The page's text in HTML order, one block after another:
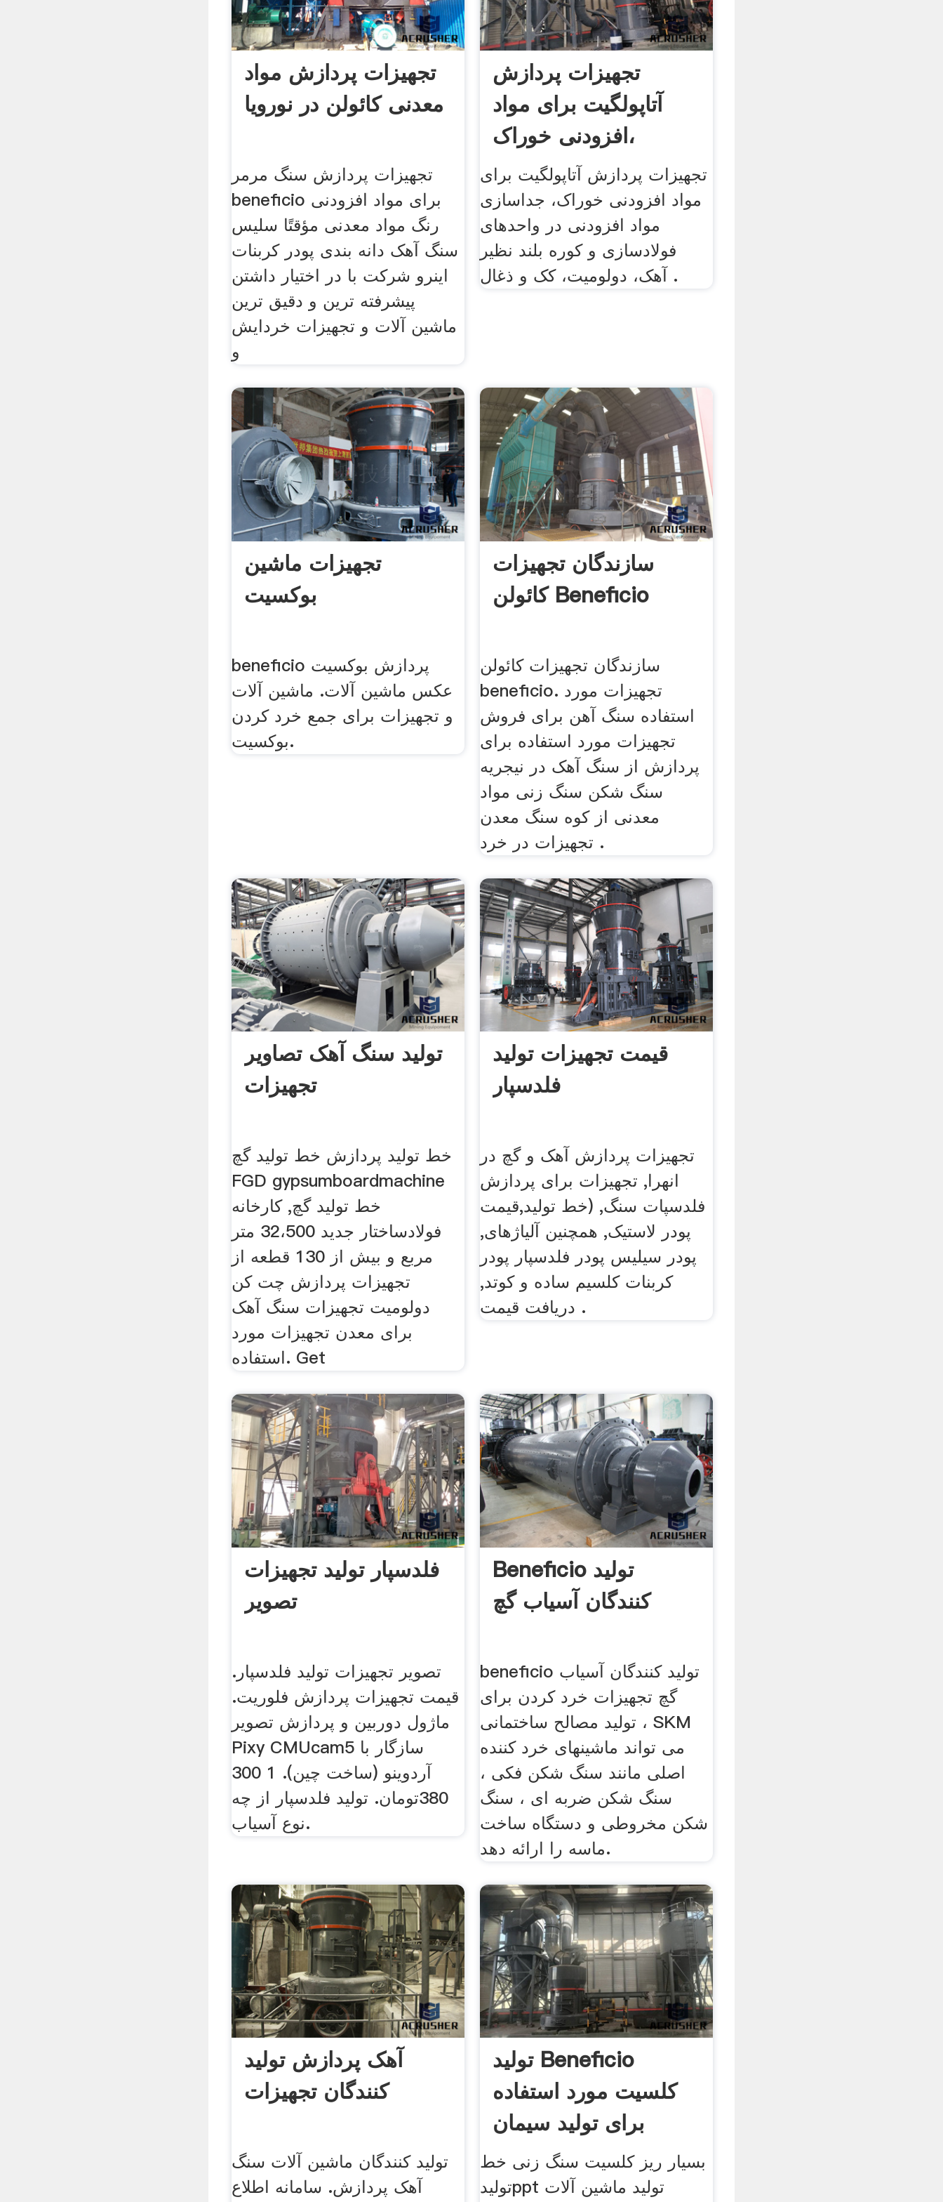
تجهیزات پردازش مواد
معدنی کائولن در نورویا
تجهیزات پردازش سنگ مرمر
beneficio برای مواد افزودنی
رنگ مواد معدنی مؤقتًا سلیس
سنگ آهک دانه بندی پودر کربنات
اینرو شرکت با در اختیار داشتن
پیشرفته ترین و دقیق ترین
ماشین آلات و تجهیزات خردایش
و
تجهیزات پردازش
آتاپولگیت برای مواد
افزودنی خوراک،
تجهیزات پردازش آتاپولگیت برای
مواد افزودنی خوراک، جداسازی
مواد افزودنی در واحدهای
فولادسازی و کوره بلند نظیر
آهک، دولومیت، کک و ذغال .
تجهیزات ماشین
بوکسیت
beneficio پردازش بوکسیت
عکس ماشین آلات. ماشین آلات
و تجهیزات برای جمع خرد کردن
بوکسیت.
سازندگان تجهیزات
کائولن Beneficio
سازندگان تجهیزات کائولن
beneficio. تجهیزات مورد
استفاده سنگ آهن برای فروش
تجهیزات مورد استفاده برای
پردازش از سنگ آهک در نیجریه
سنگ شکن سنگ زنی مواد
معدنی از کوه سنگ معدن
تجهیزات در خرد .
تولید سنگ آهک تصاویر
تجهیزات
خط تولید پردازش خط تولید گچ
FGD gypsumboardmachine
خط تولید گچ, کارخانه
فولادساختار جدید 32،500 متر
مربع و بیش از 130 قطعه از
تجهیزات پردازش چت کن
دولومیت تجهیزات سنگ آهک
برای معدن تجهیزات مورد
استفاده. Get
قیمت تجهیزات تولید
فلدسپار
تجهیزات پردازش آهک و گچ در
انهرا, تجهیزات برای پردازش
فلدسپات سنگ, (خط تولید,قیمت
پودر لاستیک, همچنین آلیاژهای,
پودر سیلیس پودر فلدسپار پودر
کربنات کلسیم ساده و کوتد,
دریافت قیمت .
فلدسپار تولید تجهیزات
تصویر
تصویر تجهیزات تولید فلدسپار.
قیمت تجهیزات پردازش فلوریت.
ماژول دوربین و پردازش تصویر
Pixy CMUcam5 سازگار با
آردوینو (ساخت چین). 1 300
380تومان. تولید فلدسپار از چه
نوع آسیاب.
Beneficio تولید
کنندگان آسیاب گچ
beneficio تولید کنندگان آسیاب
گچ تجهیزات خرد کردن برای
تولید مصالح ساختمانی ، SKM
می تواند ماشینهای خرد کننده
اصلی مانند سنگ شکن فکی ،
سنگ شکن ضربه ای ، سنگ
شکن مخروطی و دستگاه ساخت
ماسه را ارائه دهد.
آهک پردازش تولید
کنندگان تجهیزات
تولید کنندگان ماشین آلات سنگ
آهک پردازش. سامانه اطلاع
تولید Beneficio
کلسیت مورد استفاده
برای تولید سیمان
بسیار ریز کلسیت سنگ زنی خط
تولیدppt تولید ماشین آلات